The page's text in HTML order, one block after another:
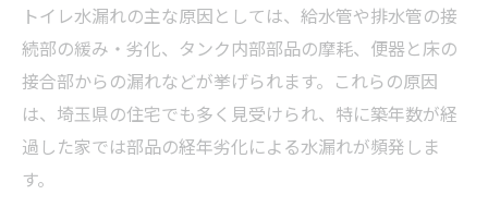
トイレ水漏れを招くつなぎ目の劣化と点検
方法
つなぎ目からのトイレ水漏れを未然に防ぐ
コツ
トイレ給水管やパッキンの水漏れに注意す
トイレ水漏れの主な原因としては、給水管や排水管の接
続部の緩み・劣化、タンク内部部品の摩耗、便器と床の
接合部からの漏れなどが挙げられます。これらの原因
は、埼玉県の住宅でも多く見受けられ、特に築年数が経
過した家では部品の経年劣化による水漏れが頻発しま
す。